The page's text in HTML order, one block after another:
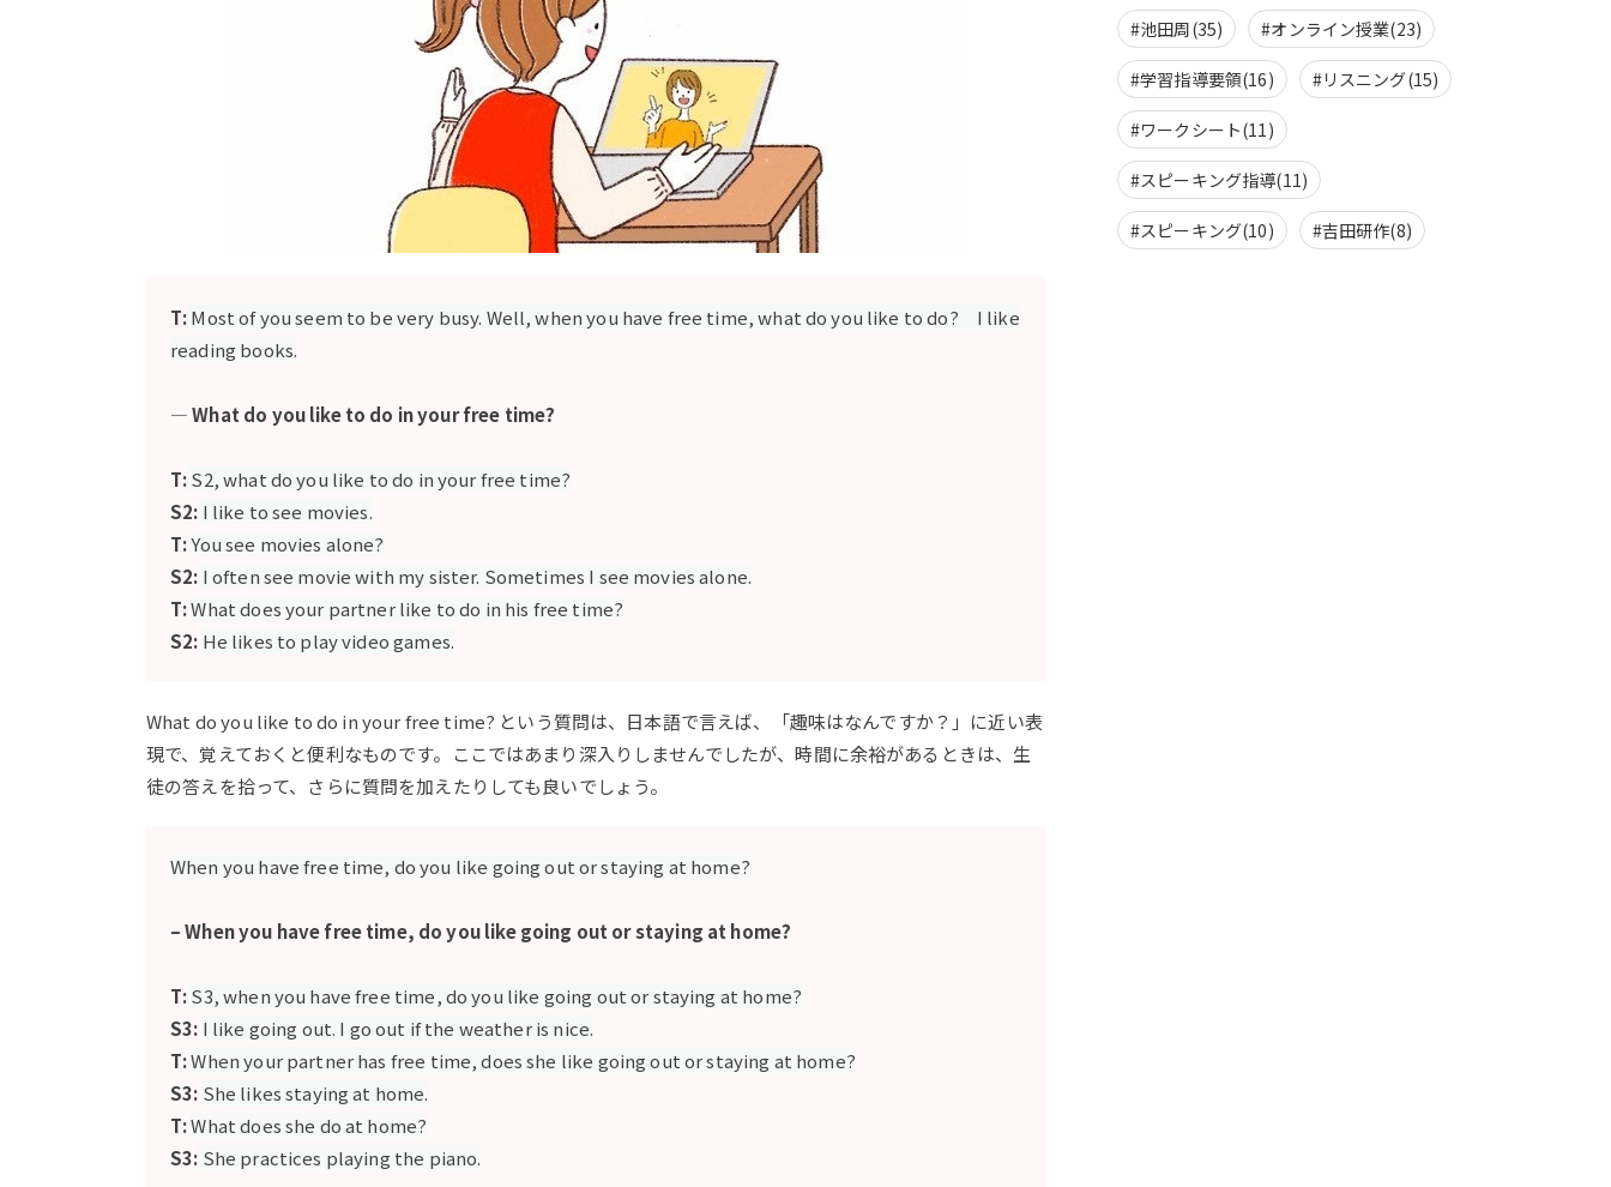
T:Most of you seem to be very busy. Well, when you have free time, what do you like to do? I like
reading books.
— What do you like to do in your free time?
T:S2, what do you like to do in your free time?
S2: I like to see movies.
T:You see movies alone?
S2: I often see movie with my sister. Sometimes I see movies alone.
T:What does your partner like to do in his free time?
S2: He likes to play video games.
What do you like to do in your free time? という質問は、日本語で言えば、「趣味はなんですか？」に近い表
現で、覚えておくと便利なものです。ここではあまり深入りしませんでしたが、時間に余裕があるときは、生
徒の答えを拾って、さらに質問を加えたりしても良いでしょう。
When you have free time, do you like going out or staying at home?
– When you have free time, do you like going out or staying at home?
T:S3, when you have free time, do you like going out or staying at home?
S3: I like going out. I go out if the weather is nice.
T:When your partner has free time, does she like going out or staying at home?
S3: She likes staying at home.
T:What does she do at home?
S3: She practices playing the piano.
#池田周(35) #オンライン授業(23)
#学習指導要領(16) #リスニング(15)
#ワークシート(11)
#スピーキング指導(11)
#スピーキング(10) #吉田研作(8)